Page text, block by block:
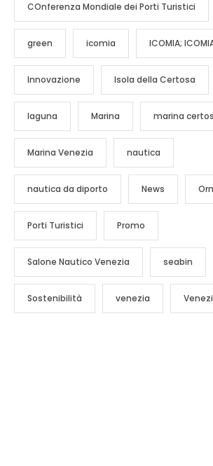
COnferenza Mondiale dei Porti Turistici
green icomia ICOMIA;
Innovazione Isola della Certosa
laguna Marina marina
Marina Venezia nautica
nautica da diporto News
Porti Turistici Promo
Salone Nautico Venezia seabin
Sostenibilità venezia